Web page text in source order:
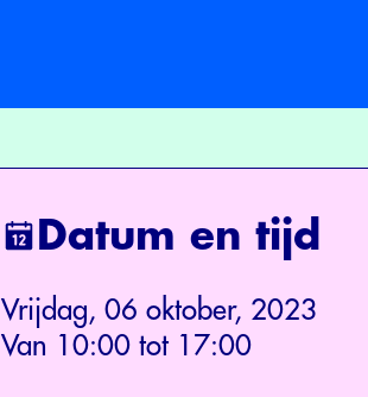
Datum en tijd
Vrijdag, 06 oktober, 2023
Van 10:00 tot 17:00